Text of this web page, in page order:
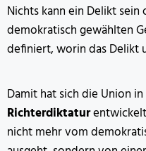
Nichts kann ein Delikt
demokratisch gewählten
definiert, worin das Delikt
Damit hat sich die Union
Richterdiktatur
nicht mehr vom